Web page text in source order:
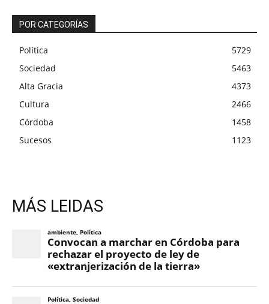
POR CATEGORÍAS
Política
5729
Sociedad
5463
Alta Gracia
4373
Cultura
2466
Córdoba
1458
Sucesos
1123
MÁS LEIDAS